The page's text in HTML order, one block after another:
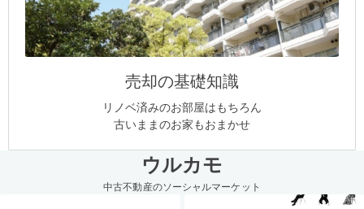
売却の基礎知識
リノベ済みのお部屋はもちろん
古いままのお家もおまかせ
ウルカモ
中古不動産のソーシャルマーケット